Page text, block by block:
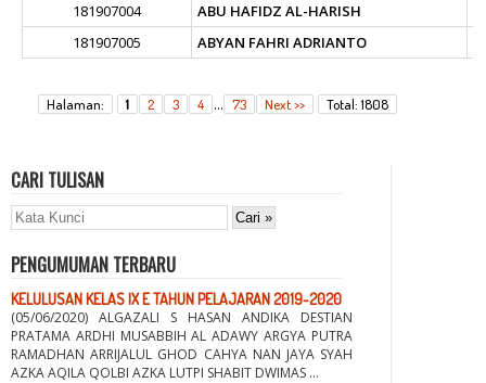
181907004
ABU HAFIDZ AL-HARISH
181907005
ABYAN FAHRI ADRIANTO
Halaman: 1 2 3 4 ... 73 Next >> Total: 1808
CARI TULISAN
PENGUMUMAN TERBARU
KELULUSAN KELAS IX E TAHUN PELAJARAN 2019-2020
(05/06/2020) ALGAZALI S HASAN ANDIKA DESTIAN
PRATAMA ARDHI MUSABBIH AL ADAWY ARGYA PUTRA
RAMADHAN ARRIJALUL GHOD CAHYA NAN JAYA SYAH
AZKA AQILA QOLBI AZKA LUTPI SHABIT DWIMAS ...